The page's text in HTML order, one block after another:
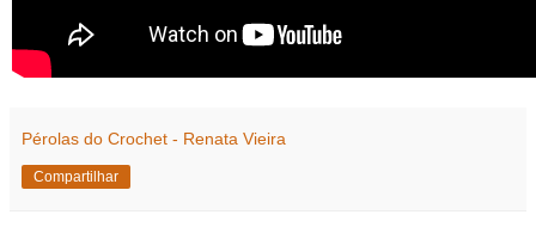
Pérolas do Crochet - Renata Vieira
Compartilhar